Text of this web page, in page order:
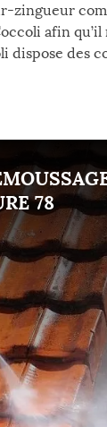
zingueur
afin
des
78